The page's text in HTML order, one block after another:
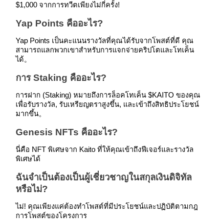
เรียนรู้ Staking
เรียนรู้เกี่ยวกับการสร้างรายได้แบบพาสซีฟ
Bitrue AI
พันธมิตร Bitrue
$1,000 จากการทวีตเพียงไม่กี่ครั้ง!
Yap Points คืออะไร?
Yap Points เป็นคะแนนรางวัลที่คุณได้รับจากโพสต์ที่ดี คุณ
สามารถแลกพวกเขาสำหรับการแจกจ่ายคริปโตและโทเค็น
ได้。
การ Staking คืออะไร?
การฝาก (Staking) หมายถึงการล็อคโทเค็น $KAITO ของคุณ
เพื่อรับรางวัล, รับเหรียญตราสูงขึ้น, และเข้าถึงสิทธิประโยชน์
มากขึ้น。
Genesis NFTs คืออะไร?
นี่คือ NFT พิเศษจาก Kaito ที่ให้คุณเข้าถึงฟีเจอร์และรางวัล
พิเศษได้
ฉันจำเป็นต้องเป็นผู้เชี่ยวชาญในสกุลเงินดิจิทัล
หรือไม่?
ไม่! คุณเพียงแค่ต้องทำโพสต์ที่มีประโยชน์และปฏิบัติตามกฎ
การโพสต์ของโครงการ